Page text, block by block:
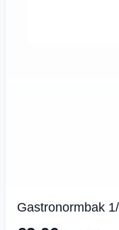
Gastronormbak